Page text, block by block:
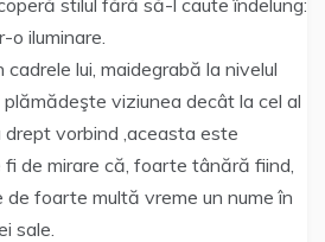
stilul fără să-l caute îndelung:
o iluminare.
lui, maidegrabă la nivelul
plămădeşte viziunea decât la cel al
vorbind ,aceasta este
de mirare că, foarte tânără fiind,
foarte multă vreme un nume în
sale.